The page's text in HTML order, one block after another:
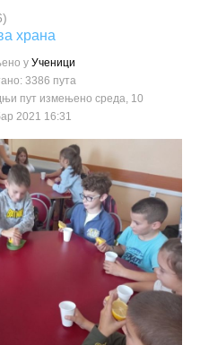
храна
у Ученици
3386 пута
пут измењено среда, 10
2021 16:31